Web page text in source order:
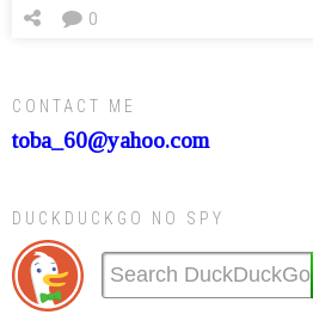
0
CONTACT ME
toba_60@yahoo.com
DUCKDUCKGO NO SPY